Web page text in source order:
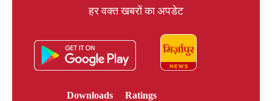
हर वक्त खबरों का अपडेट
Downloads
Ratings